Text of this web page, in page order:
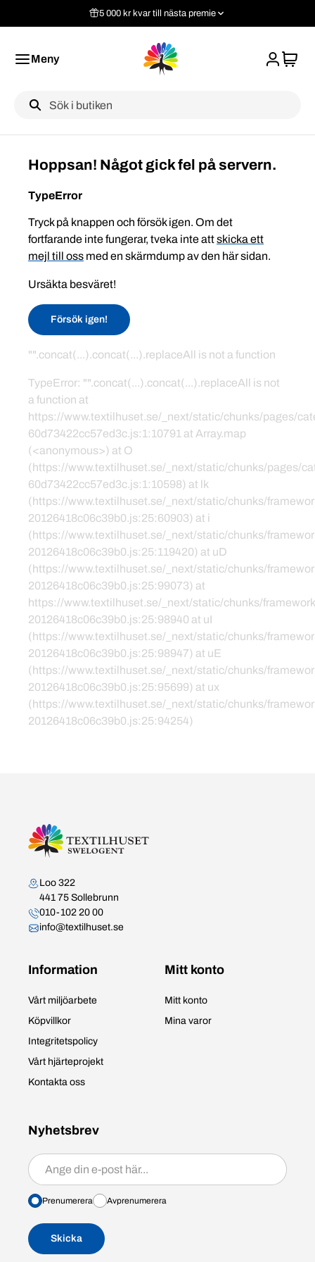
5 000 kr kvar till nästa premie
Meny
Label
Hoppsan! Något gick fel på servern.
TypeError
Tryck på knappen och försök igen. Om det
fortfarande inte fungerar, tveka inte attskicka ett
mejl till oss med en skärmdump av den här sidan.
Ursäkta besväret!
Försök igen!
"".concat(...).concat(...).replaceAll is not a function
TypeError: "".concat(...).concat(...).replaceAll is not
a function at
https://www.textilhuset.se/_next/static/chunks/pages/
60d73422cc57ed3c.js:1:10791 at Array.map
(<anonymous>) at O
(https://www.textilhuset.se/_next/static/chunks/pages/
60d73422cc57ed3c.js:1:10598) at lk
(https://www.textilhuset.se/_next/static/chunks/
20126418c06c39b0.js:25:60903) at i
(https://www.textilhuset.se/_next/static/chunks/
20126418c06c39b0.js:25:119420) at uD
(https://www.textilhuset.se/_next/static/chunks/
20126418c06c39b0.js:25:99073) at
https://www.textilhuset.se/_next/static/chunks/
20126418c06c39b0.js:25:98940 at uI
(https://www.textilhuset.se/_next/static/chunks/
20126418c06c39b0.js:25:98947) at uE
(https://www.textilhuset.se/_next/static/chunks/
20126418c06c39b0.js:25:95699) at ux
(https://www.textilhuset.se/_next/static/chunks/
20126418c06c39b0.js:25:94254)
Kontakta oss
Loo 322
441 75 Sollebrunn
010-102 20 00
info@textilhuset.se
Information
Vårt miljöarbete
Köpvillkor
Integritetspolicy
Vårt hjärteprojekt
Kontakta oss
Mitt konto
Mitt konto
Mina varor
Nyhetsbrev
Prenumerera/avprenumerera
Prenumerera Avprenumerera
Skicka